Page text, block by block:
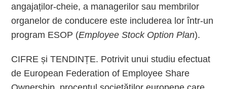
angajaților-cheie, a managerilor sau membrilor
organelor de conducere este includerea lor într-un
program ESOP (Employee Stock Option Plan).
CIFRE și TENDINȚE. Potrivit unui studiu efectuat
de European Federation of Employee Share